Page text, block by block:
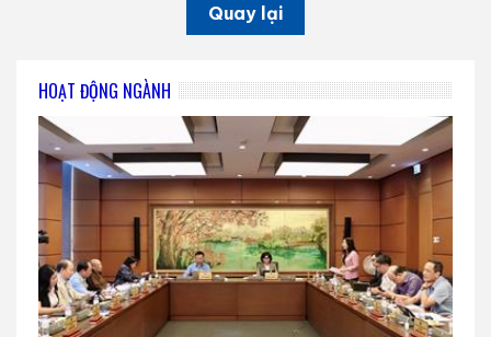
Quay lại
HOẠT ĐỘNG NGÀNH